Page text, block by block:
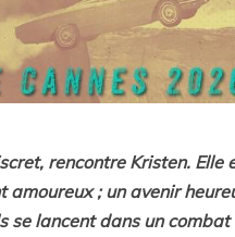
rencontre Kristen.
amoureux ; un avenir
se lancent dans un